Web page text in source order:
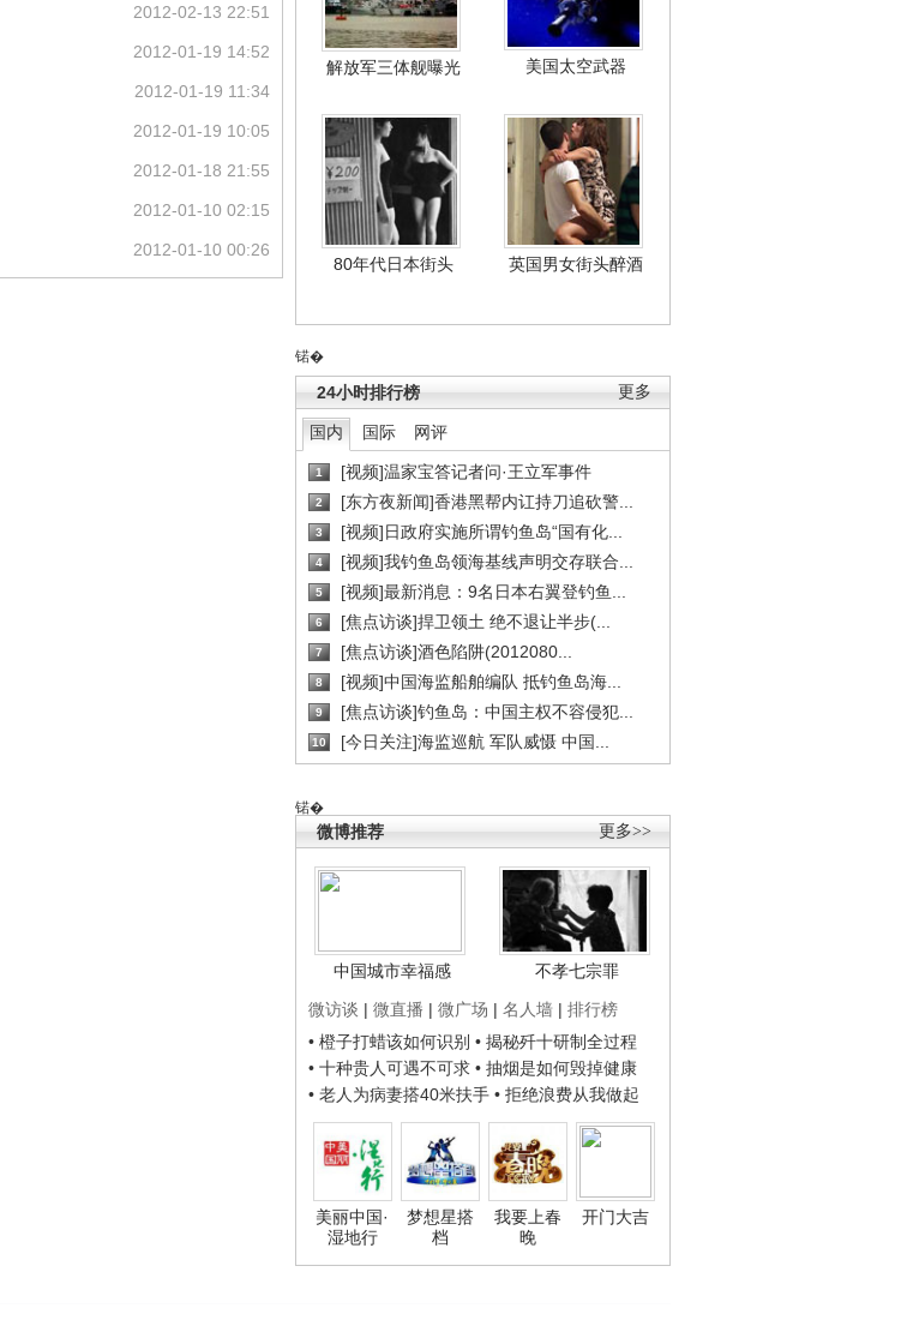
解放军三体舰曝光 美国太空武器
80年代日本街头 英国男女街头醉酒
锘�
更多
24小时排行榜
国内 国际 网评
1 [视频]温家宝答记者问·王立军事件
2 [东方夜新闻]香港黑帮内讧持刀追砍警...
3 [视频]日政府实施所谓钓鱼岛“国有化...
4 [视频]我钓鱼岛领海基线声明交存联合...
5 [视频]最新消息：9名日本右翼登钓鱼...
6 [焦点访谈]捍卫领土 绝不退让半步(...
7 [焦点访谈]酒色陷阱(2012080...
8 [视频]中国海监船舶编队 抵钓鱼岛海...
9 [焦点访谈]钓鱼岛：中国主权不容侵犯...
10 [今日关注]海监巡航 军队威慑 中国...
锘�
更多>>
微博推荐
中国城市幸福感
不孝七宗罪
微访谈 | 微直播 | 微广场 | 名人墙 | 排行榜
• 橙子打蜡该如何识别 • 揭秘歼十研制全过程
• 十种贵人可遇不可求 • 抽烟是如何毁掉健康
• 老人为病妻搭40米扶手 • 拒绝浪费从我做起
美丽中国·
湿地行
梦想星搭
档
我要上春
晚
开门大吉
2012-02-13 22:51
2012-01-19 14:52
2012-01-19 11:34
2012-01-19 10:05
2012-01-18 21:55
2012-01-10 02:15
2012-01-10 00:26